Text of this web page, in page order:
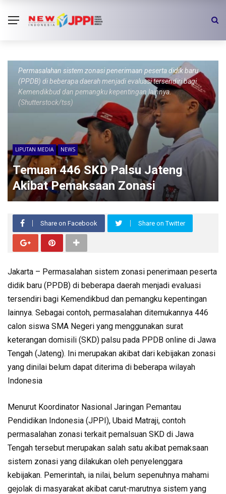
Permasalahan sistem zonasi penerimaan peserta didik baru
(PPDB) di beberapa daerah menjadi evaluasi tersendiri bagi
Kemendikbud dan pemangku kepentingan lainnya.
(Shutterstock/tss)
LIPUTAN MEDIA NEWS
Temuan 446 SKD Palsu Jateng
Akibat Pemaksaan Zonasi
Share on Facebook Share on Twitter
Jakarta – Permasalahan sistem zonasi penerimaan peserta
didik baru (PPDB) di beberapa daerah menjadi evaluasi
tersendiri bagi Kemendikbud dan pemangku kepentingan
lainnya. Sebagai contoh, permasalahan ditemukannya 446
calon siswa SMA Negeri yang menggunakan surat
keterangan domisili (SKD) palsu pada PPDB online di Jawa
Tengah (Jateng). Ini merupakan akibat dari kebijakan zonasi
yang dinilai belum dapat diterima di beberapa wilayah
Indonesia
Menurut Koordinator Nasional Jaringan Pemantau
Pendidikan Indonesia (JPPI), Ubaid Matraji, contoh
permasalahan zonasi terkait pemalsuan SKD di Jawa
Tengah tersebut merupakan salah satu akibat pemaksaan
sistem zonasi yang dilakukan oleh penyelenggara
kebijakan. Pemerintah, ia nilai, belum sepenuhnya mahami
gejolak di masyarakat akibat carut-marutnya sistem yang